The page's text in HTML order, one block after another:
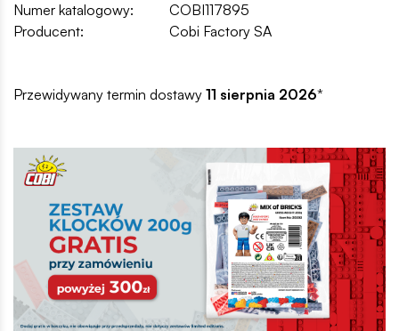
Numer katalogowy:
COBI117895
Producent:
Cobi Factory SA
Przewidywany termin dostawy 11 sierpnia 2026*